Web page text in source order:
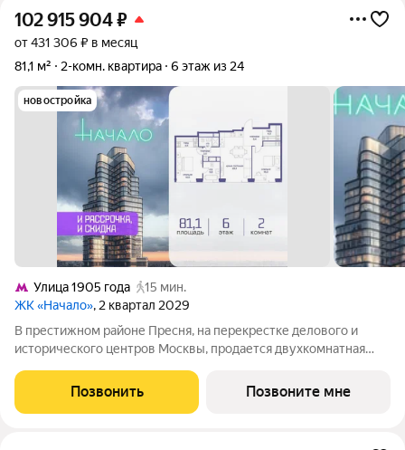
102 915 904₽
от 431 306 ₽ в месяц
81,1 м²
2-комн. квартира 6 этаж из 24
новостройка
Улица 1905 года
15 мин.
ЖК «Начало», 2 квартал 2029
В престижном районе Пресня, на перекрестке делового и
исторического центров Москвы, продается двухкомнатная
находится на 6 этаже 24-этажного дома, в новом элитном
жилом комплексе «Начало» от
Позвонить Позвоните мне